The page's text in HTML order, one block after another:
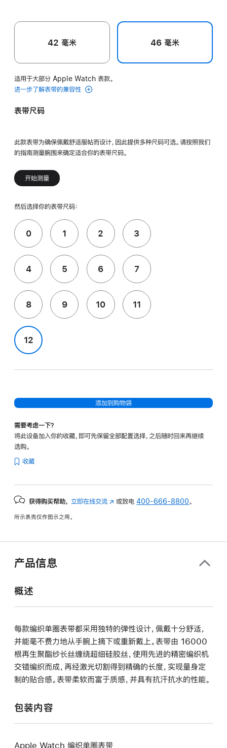
42 毫米 46 毫米
适用于大部分 Apple Watch 表款。
进一步了解表带的兼容性
表带尺码
此款表带为确保佩戴舒适服帖而设计，因此提供多种尺码可选。请按照我们
的指南测量腕围来确定适合你的表带尺码。
开始测量
然后选择你的表带尺码：
0 1 2 3
4 5 6 7
8 9 10 11
12
添加到购物袋
需要考虑一下？
将此设备加入你的收藏，即可先保留全部配置选择，之后随时回来再继续
选购。
收藏
获得购买帮助， 立即在线交流 (在
中
或致电400-666-8800 。
所示表壳仅作图示之用。
产品信息
概述
每款编织单圈表带都采用独特的弹性设计，佩戴十分舒适，
并能毫不费力地从手腕上摘下或重新戴上。表带由 16000
根再生聚酯纱长丝缠绕超细硅胶丝，使用先进的精密编织机
交错编织而成，再经激光切割得到精确的长度，实现量身定
制的贴合感。表带柔软而富于质感，并具有抗汗抗水的性能。
包装内容
Apple Watch 编织单圈表带